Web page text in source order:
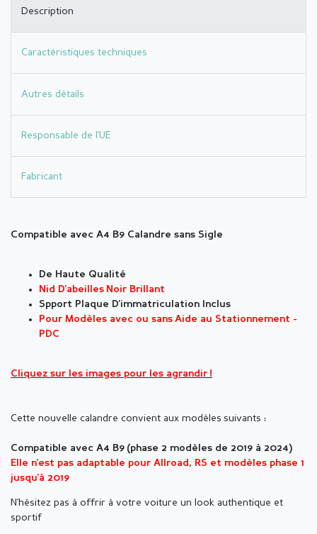
Description
Caractéristiques techniques
Autres détails
Responsable de l'UE
Fabricant
Compatible avec A4 B9 Calandre sans Sigle
De Haute Qualité
Nid D'abeilles Noir Brillant
Spport Plaque D'immatriculation Inclus
Pour Modèles avec ou sans Aide au Stationnement -
PDC
Cliquez sur les images pour les agrandir !
Cette nouvelle calandre convient aux modèles suivants :
Compatible avec A4 B9 (phase 2 modèles de 2019 à 2024)
Elle n'est pas adaptable pour Allroad, RS et modèles phase 1
jusqu'à 2019
N'hésitez pas à offrir à votre voiture un look authentique et
sportif